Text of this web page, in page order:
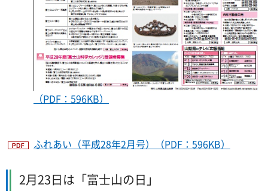
（PDF：596KB）
ふれあい（平成28年2月号）（PDF：596KB）
2月23日は「富士山の日」